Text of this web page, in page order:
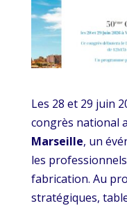
Les 28 et 29 juin
congrès national
Marseille, un
les
fabrication. Au
stratégiques,